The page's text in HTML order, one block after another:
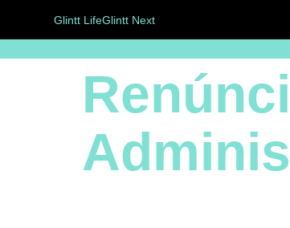
Glintt LifeGlintt Next